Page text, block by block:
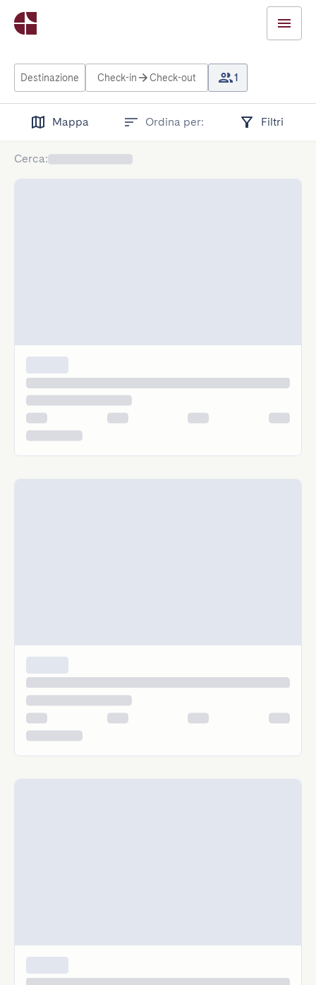
Destinazione Check-in Check-out 1
Mappa Ordina per: Filtri
Cerca: